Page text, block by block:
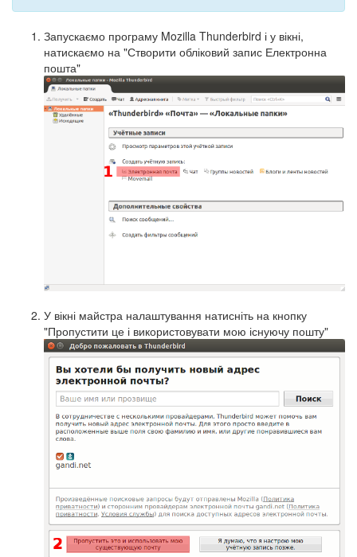
Запускаємо програму Mozilla Thunderbird і у вікні,
натискаємо на "Створити обліковий запис Електронна
пошта"
У вікні майстра налаштування натисніть на кнопку
"Пропустити це і використовувати мою існуючу пошту"